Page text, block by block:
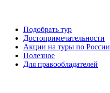
Подобрать тур
Достопримечательности
Акции на туры по России
Полезное
Для правообладателей